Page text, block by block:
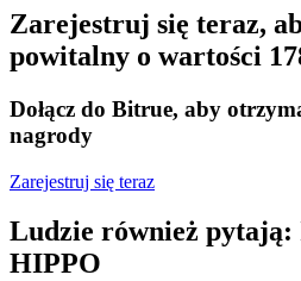
Zostań traderem kopiującym
Ciesz się podziałem zysków i
transakcji
Zarejestruj się teraz,
powitalny o wartości
Dołącz do Bitrue, aby
nagrody
Zarejestruj się teraz
Ludzie również pytają:
HIPPO